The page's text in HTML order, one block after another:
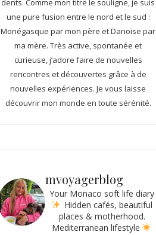
dents. Comme mon titre le souligne, je suis
une pure fusion entre le nord et le sud :
Monégasque par mon père et Danoise par
ma mère. Très active, spontanée et
curieuse, j’adore faire de nouvelles
rencontres et découvertes grâce à de
nouvelles expériences. Je vous laisse
découvrir mon monde en toute sérénité.
mvoyagerblog
Your Monaco soft life diary
Hidden cafés, beautiful
places & motherhood.
Mediterranean lifestyle